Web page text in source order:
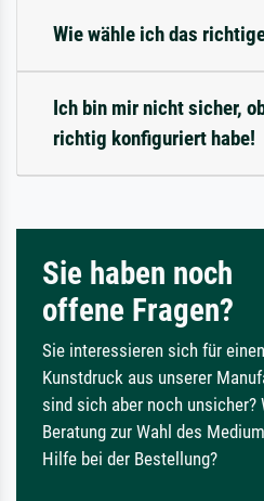
Wie wähle ich das
Ich bin mir nicht sicher,
richtig konfiguriert habe!
Sie haben noch
offene Fragen?
Sie interessieren sich für einen
Kunstdruck aus unserer
sind sich aber noch unsicher?
Beratung zur Wahl des
Hilfe bei der Bestellung?